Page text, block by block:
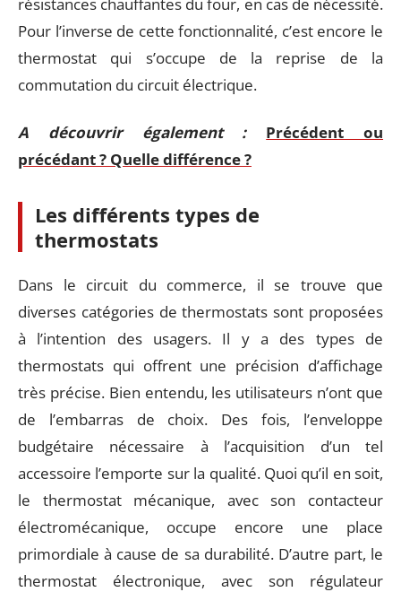
Pour l’inverse de cette fonctionnalité, c’est encore le
thermostat qui s’occupe de la reprise de la
commutation du circuit électrique.
A découvrir également :
Précédent ou
précédant ? Quelle différence ?
Les différents types de
thermostats
Dans le circuit du commerce, il se trouve que
diverses catégories de thermostats sont proposées
à l’intention des usagers. Il y a des types de
thermostats qui offrent une précision d’affichage
très précise. Bien entendu, les utilisateurs n’ont que
de l’embarras de choix. Des fois, l’enveloppe
budgétaire nécessaire à l’acquisition d’un tel
accessoire l’emporte sur la qualité. Quoi qu’il en soit,
le thermostat mécanique, avec son contacteur
électromécanique, occupe encore une place
primordiale à cause de sa durabilité. D’autre part, le
thermostat électronique, avec son régulateur